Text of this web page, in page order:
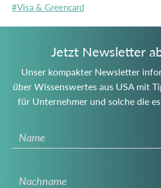
#Visa & Greencard
Jetzt Newsletter
Unser kompakter Newsletter
über Wissenswertes aus USA mit
für Unternehmer und solche die